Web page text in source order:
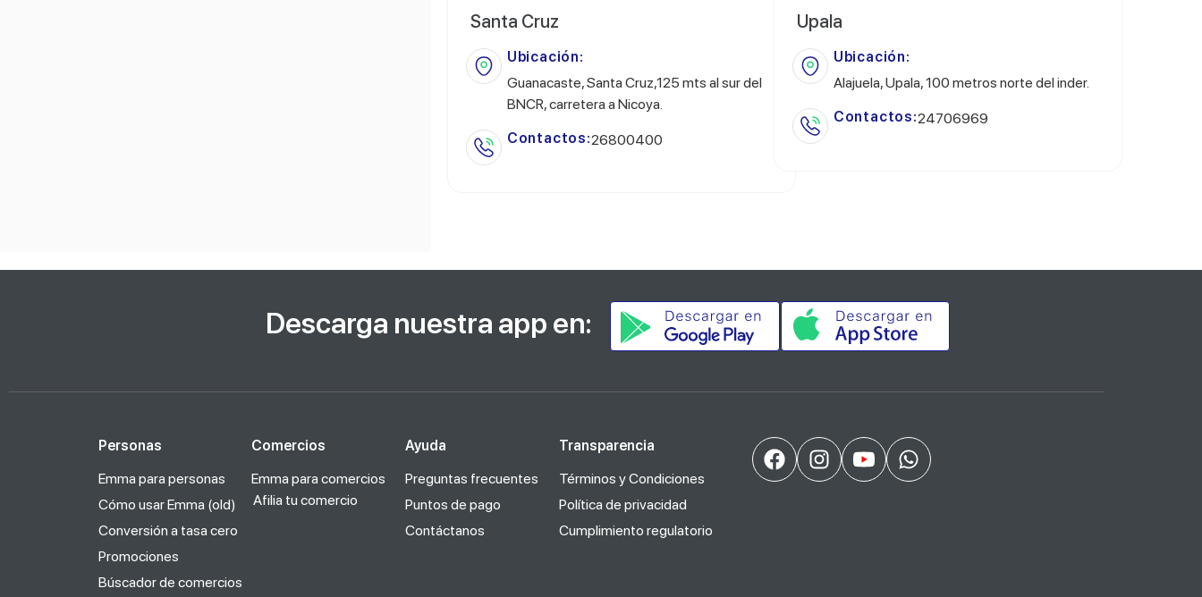
Santa Cruz
Ubicación:
Guanacaste, Santa Cruz,125 mts al sur del
BNCR, carretera a Nicoya.
Contactos:26800400
Upala
Ubicación:
Alajuela, Upala, 100 metros norte del inder.
Contactos:24706969
Descarga nuestra app en:
Personas
Emma para personas
Cómo usar Emma (old)
Conversión a tasa cero
Promociones
Búscador de comercios
Comercios
Emma para comercios
Afilia tu comercio
Ayuda
Preguntas frecuentes
Puntos de pago
Contáctanos
Transparencia
Términos y Condiciones
Política de privacidad
Cumplimiento regulatorio